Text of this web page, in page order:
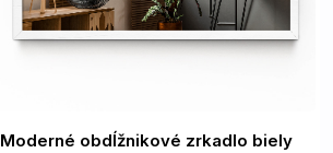
Moderné obdĺžnikové zrkadlo biely